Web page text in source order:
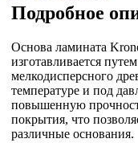
Подробное
Основа ламината
изготавливается
мелкодисперсного
температуре и под
повышенную
покрытия, что
различные основания.